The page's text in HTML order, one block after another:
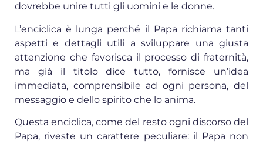
dovrebbe unire tutti gli uomini e le donne.
L’enciclica è lunga perché il Papa richiama tanti
aspetti e dettagli utili a sviluppare una giusta
attenzione che favorisca il processo di fraternità,
ma già il titolo dice tutto, fornisce un’idea
immediata, comprensibile ad ogni persona, del
messaggio e dello spirito che lo anima.
Questa enciclica, come del resto ogni discorso del
Papa, riveste un carattere peculiare: il Papa non